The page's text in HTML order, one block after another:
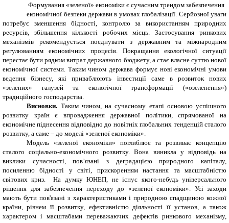
Формування «зеленої» економіки є сучасним трендом забезпечення
економічної безпеки держави в умовах глобалізації. Серйозної уваги
потребує зменшення бідності, контролю за використанням природних
ресурсів, збільшення кількості робочих місць. Застосування ринкових
механізмів рекомендується поєднувати з державним та міжнародним
регулюванням економічних процесів. Покращання екологічної ситуації
перестає бути рядком витрат державного бюджету, а стає власне суттю нової
економічної системи. Таким чином держава формує нові економічні умови
ведення бізнесу, які приваблюють інвестиції саме в розвиток нових
«зелених» галузей та екологічної трансформації («озеленення»)
традиційного господарства.
Висновки. Таким чином, на сучасному етапі основою успішного
розвитку країн є впровадження державної політики, спрямованої на
економічне піднесення відповідно до новітніх глобальних тенденцій сталого
розвитку, а саме – до моделі «зеленої економіки».
Модель «зеленої економіки» поглиблює та розвиває концепцію
сталого соціально-економічного розвитку. Вона виникла у відповідь на
виклики сучасності, пов’язані з деградацією природного капіталу,
посиленню бідності у світі, прискоренням настання та масштабністю
світових криз. На думку ЮНЕП, не існує якого-небудь універсального
рішення для забезпечення переходу до «зеленої економіки». Усі заходи
мають бути пов'язані з характеристиками і природною спадщиною кожної
країни, рівнем її розвитку, ефективністю діяльності її установ, а також
характером і масштабами переважаючих дефектів ринкового механізму,